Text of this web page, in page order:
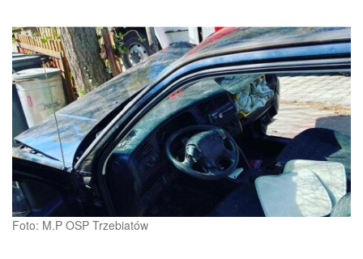
Foto: M.P OSP Trzebiatów